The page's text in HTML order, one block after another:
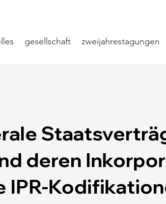
gesellschaft zweijahrestagungen
deren
IPR-